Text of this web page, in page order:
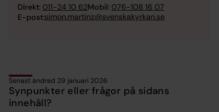
Direkt: 011-24 10 62Mobil: 076-108 16 07
E-post:simon.martinz@svenskakyrkan.se
Senast ändrad 29 januari 2026
Synpunkter eller frågor på sidans
innehåll?